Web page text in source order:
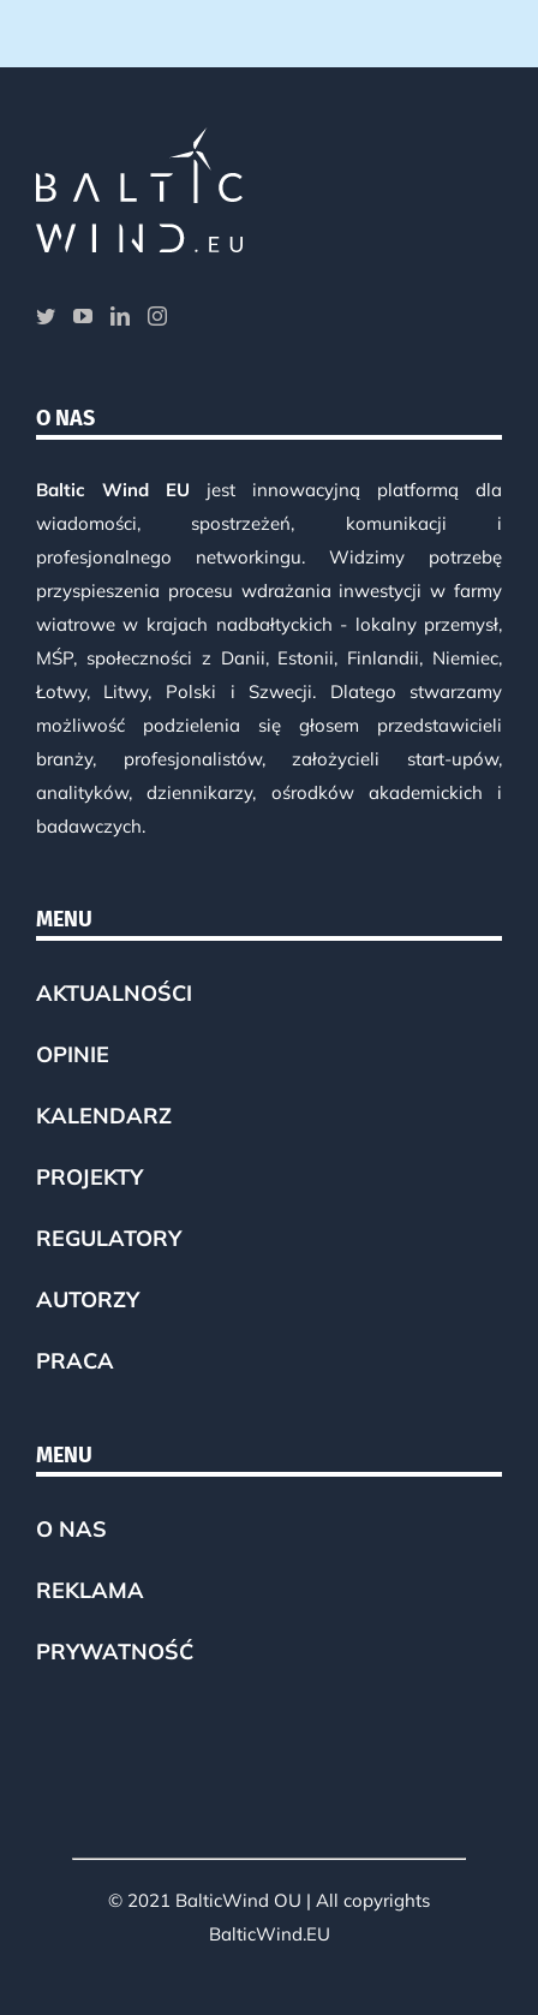
O NAS
Baltic Wind EU jest innowacyjną platformą dla
wiadomości, spostrzeżeń, komunikacji i
profesjonalnego networkingu. Widzimy potrzebę
przyspieszenia procesu wdrażania inwestycji w farmy
wiatrowe w krajach nadbałtyckich - lokalny przemysł,
MŚP, społeczności z Danii, Estonii, Finlandii, Niemiec,
Łotwy, Litwy, Polski i Szwecji. Dlatego stwarzamy
możliwość podzielenia się głosem przedstawicieli
branży, profesjonalistów, założycieli start-upów,
analityków, dziennikarzy, ośrodków akademickich i
badawczych.
MENU
AKTUALNOŚCI
OPINIE
KALENDARZ
PROJEKTY
REGULATORY
AUTORZY
PRACA
MENU
O NAS
REKLAMA
PRYWATNOŚĆ
© 2021 BalticWind OU | All copyrights
BalticWind.EU